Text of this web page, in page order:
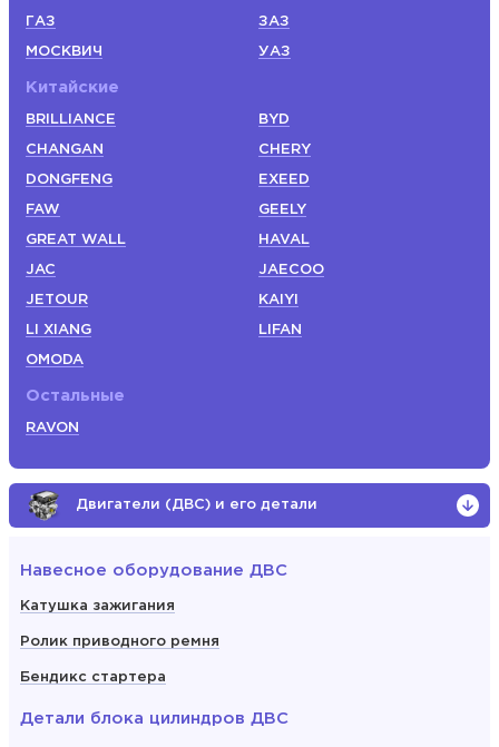
ГАЗ ЗАЗ
МОСКВИЧ УАЗ
Китайские
BRILLIANCE BYD
CHANGAN CHERY
DONGFENG EXEED
FAW GEELY
GREAT WALL HAVAL
JAC JAECOO
JETOUR KAIYI
LI XIANG LIFAN
OMODA
Остальные
RAVON
Двигатели (ДВС) и его детали
Навесное оборудование ДВС
Катушка зажигания
Ролик приводного ремня
Бендикс стартера
Детали блока цилиндров ДВС